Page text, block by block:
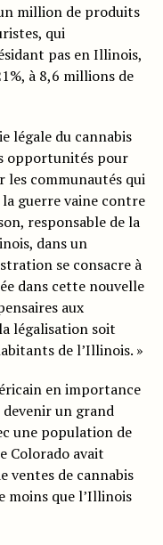
million de produits
qui
pas en Illinois,
à 8,6 millions de
légale du cannabis
opportunités pour
communautés qui
guerre vaine contre
responsable de la
dans un
se consacre à
dans cette nouvelle
aux
légalisation soit
de l’Illinois. »
en importance
un grand
une population de
Colorado avait
ventes de cannabis
moins que l’Illinois